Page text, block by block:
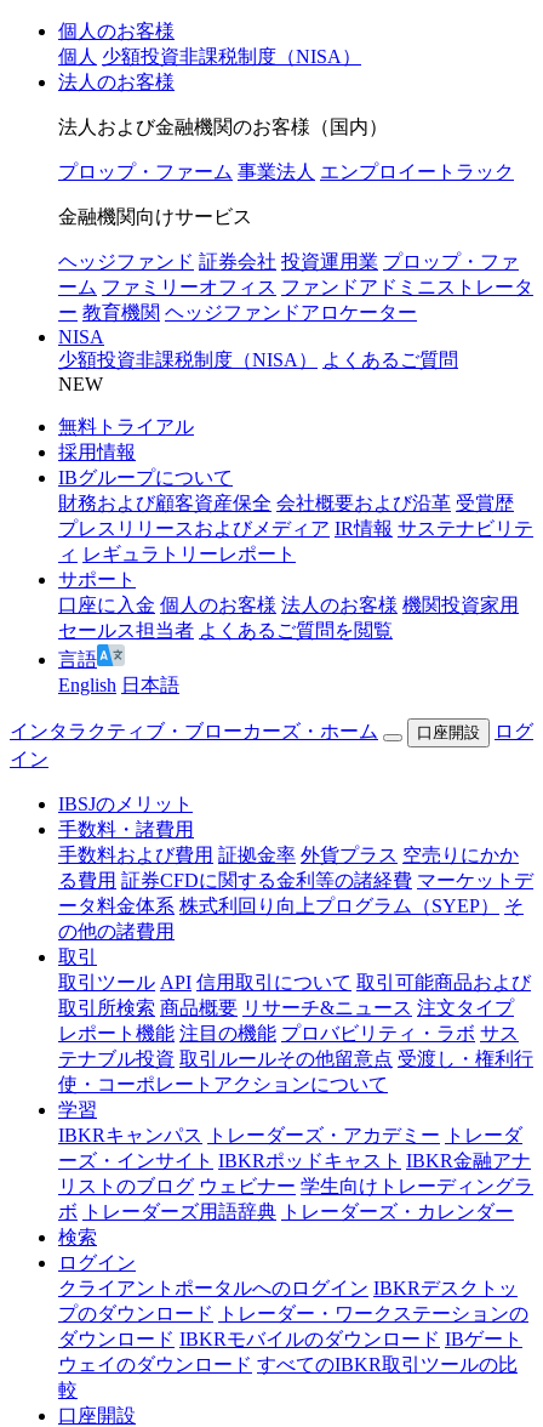
個人のお客様
個人 少額投資非課税制度（NISA）
法人のお客様
法人および金融機関のお客様（国内）
プロップ・ファーム 事業法人 エンプロイートラック
金融機関向けサービス
ヘッジファンド 証券会社 投資運用業 プロップ・ファ
ーム ファミリーオフィス ファンドアドミニストレータ
ー 教育機関 ヘッジファンドアロケーター
NISA
少額投資非課税制度（NISA）
よくあるご質問
NEW
無料トライアル
採用情報
IBグループについて
財務および顧客資産保全 会社概要および沿革 受賞歴
プレスリリースおよびメディア IR情報 サステナビリテ
ィ レギュラトリーレポート
サポート
口座に入金 個人のお客様 法人のお客様 機関投資家用
セールス担当者 よくあるご質問を閲覧
言語
English 日本語
インタラクティブ・ブローカーズ・ホーム 口座開設
ログ
イン
IBSJのメリット
手数料・諸費用
手数料および費用 証拠金率 外貨プラス 空売りにかか
る費用 証券CFDに関する金利等の諸経費 マーケットデ
ータ料金体系 株式利回り向上プログラム（SYEP）
そ
の他の諸費用
取引
取引ツール API 信用取引について 取引可能商品および
取引所検索 商品概要 リサーチ&ニュース 注文タイプ
レポート機能 注目の機能 プロバビリティ・ラボ サス
テナブル投資 取引ルールその他留意点 受渡し・権利行
使・コーポレートアクションについて
学習
IBKRキャンパス
トレーダーズ・アカデミー
トレーダ
ーズ・インサイト IBKRポッドキャスト IBKR金融アナ
リストのブログ ウェビナー 学生向けトレーディングラ
ボ
トレーダーズ用語辞典 トレーダーズ・カレンダー
検索
ログイン
クライアントポータルへのログイン IBKRデスクトッ
プのダウンロード
トレーダー・ワークステーションの
ダウンロード IBKRモバイルのダウンロード IBゲート
ウェイのダウンロード すべてのIBKR取引ツールの比
較
口座開設